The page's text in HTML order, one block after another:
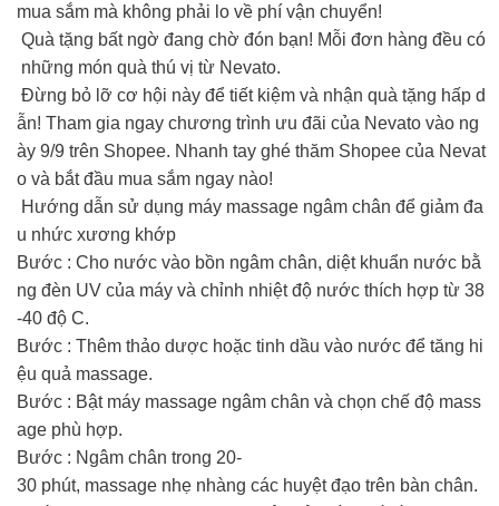
mua sắm mà không phải lo về phí vận chuyển!
Quà tặng bất ngờ đang chờ đón bạn! Mỗi đơn hàng đều có
những món quà thú vị từ Nevato.
Đừng bỏ lỡ cơ hội này để tiết kiệm và nhận quà tặng hấp d
ẫn! Tham gia ngay chương trình ưu đãi của Nevato vào ng
ày 9/9 trên Shopee. Nhanh tay ghé thăm Shopee của Nevat
o và bắt đầu mua sắm ngay nào!
Hướng dẫn sử dụng máy massage ngâm chân để giảm đa
u nhức xương khớp
Bước : Cho nước vào bồn ngâm chân, diệt khuẩn nước bằ
ng đèn UV của máy và chỉnh nhiệt độ nước thích hợp từ 38
-40 độ C.
Bước : Thêm thảo dược hoặc tinh dầu vào nước để tăng hi
ệu quả massage.
Bước : Bật máy massage ngâm chân và chọn chế độ mass
age phù hợp.
Bước : Ngâm chân trong 20-
30 phút, massage nhẹ nhàng các huyệt đạo trên bàn chân.